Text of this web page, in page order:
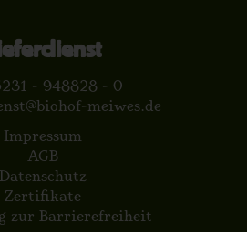
- 948828 - 0
meiwes.de
Impressum
AGB
Datenschutz
Zertifikate
zur Barrierefreiheit